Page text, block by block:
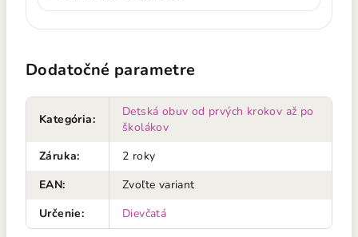
Dodatočné parametre
Kategória:
Detská obuv od prvých krokov až po
školákov
Záruka:
2 roky
EAN:
Zvoľte variant
Určenie: Dievčatá